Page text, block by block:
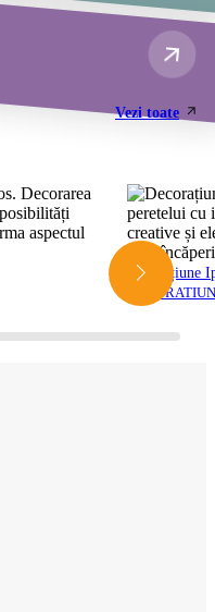
Vezi toate
Decorațiune